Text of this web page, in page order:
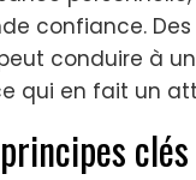
confiance.
conduire à
qui en fait un